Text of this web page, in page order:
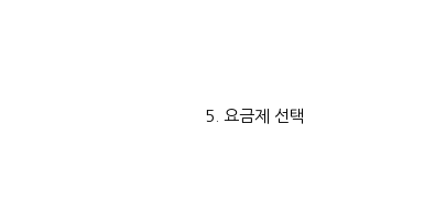
5. 요금제 선택